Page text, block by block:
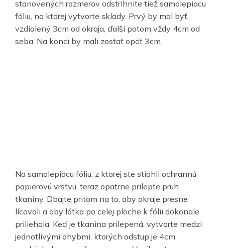
stanovených rozmerov odstrihnite tiež samolepiacu
fóliu, na ktorej vytvorte sklady. Prvý by mal byť
vzdialený 3cm od okraja, ďalší potom vždy 4cm od
seba. Na konci by mali zostať opäť 3cm.
Na samolepiacu fóliu, z ktorej ste stiahli ochrannú
papierovú vrstvu, teraz opatrne prilepte pruh
tkaniny. Dbajte pritom na to, aby okraje presne
lícovali a aby látka po celej ploche k fólii dokonale
priliehala. Keď je tkanina prilepená, vytvorte medzi
jednotlivými ohybmi, ktorých odstup je 4cm,